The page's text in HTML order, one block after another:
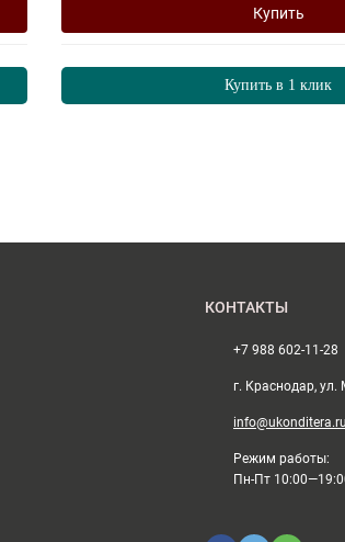
Купить
Купить в 1 клик
КОНТАКТЫ
+7 988 602-11-28
г. Краснодар, ул.
info@ukonditera.ru
Режим работы:
Пн-Пт